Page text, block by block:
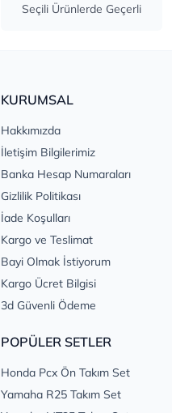
Seçili Ürünlerde Geçerli
KURUMSAL
Hakkımızda
İletişim Bilgilerimiz
Banka Hesap Numaraları
Gizlilik Politikası
İade Koşulları
Kargo ve Teslimat
Bayi Olmak İstiyorum
Kargo Ücret Bilgisi
3d Güvenli Ödeme
POPÜLER SETLER
Honda Pcx Ön Takım Set
Yamaha R25 Takım Set